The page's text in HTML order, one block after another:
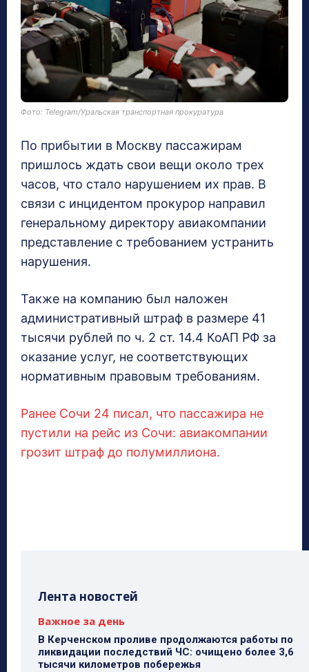
Фото: Telegram/Уральская транспортная прокуратура
По прибытии в Москву пассажирам
пришлось ждать свои вещи около трех
часов, что стало нарушением их прав. В
связи с инцидентом прокурор направил
генеральному директору авиакомпании
представление с требованием устранить
нарушения.
Также на компанию был наложен
административный штраф в размере 41
тысячи рублей по ч. 2 ст. 14.4 КоАП РФ за
оказание услуг, не соответствующих
нормативным правовым требованиям.
Ранее Сочи 24 писал, что пассажира не
пустили на рейс из Сочи: авиакомпании
грозит штраф до полумиллиона.
Лента новостей
Важное за день
В Керченском проливе продолжаются работы по
ликвидации последствий ЧС: очищено более 3,6
тысячи километров побережья